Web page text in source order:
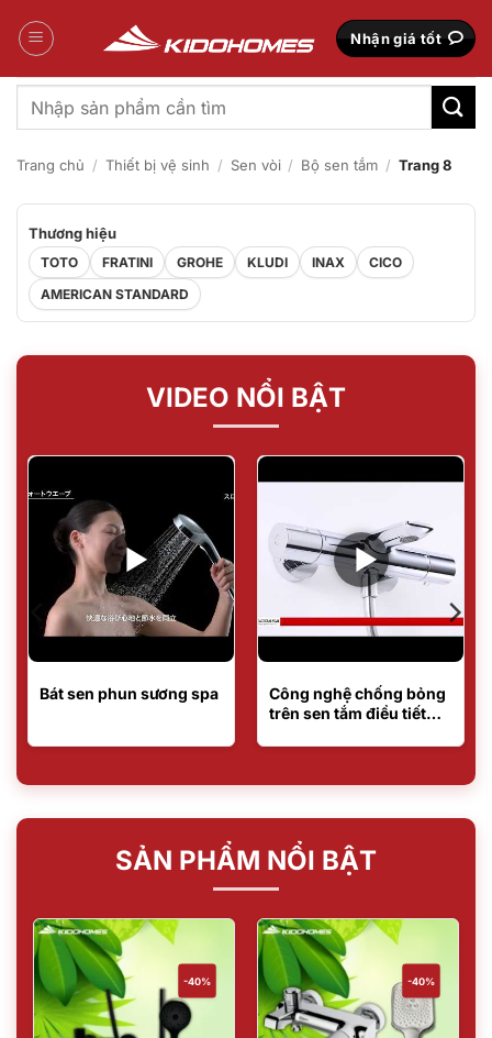
qua
Nhận giá tốt
Tìm
kiếm:
Trang chủ / Thiết bị vệ sinh / Sen vòi / Bộ sen tắm / Trang 8
Thương hiệu
TOTO FRATINI GROHE KLUDI INAX
CICO
AMERICAN STANDARD
VIDEO NỔI BẬT
Bát sen phun sương spa
Công nghệ chống bỏng
trên sen tắm điều tiết
SẢN PHẨM NỔI BẬT
-40% -40%